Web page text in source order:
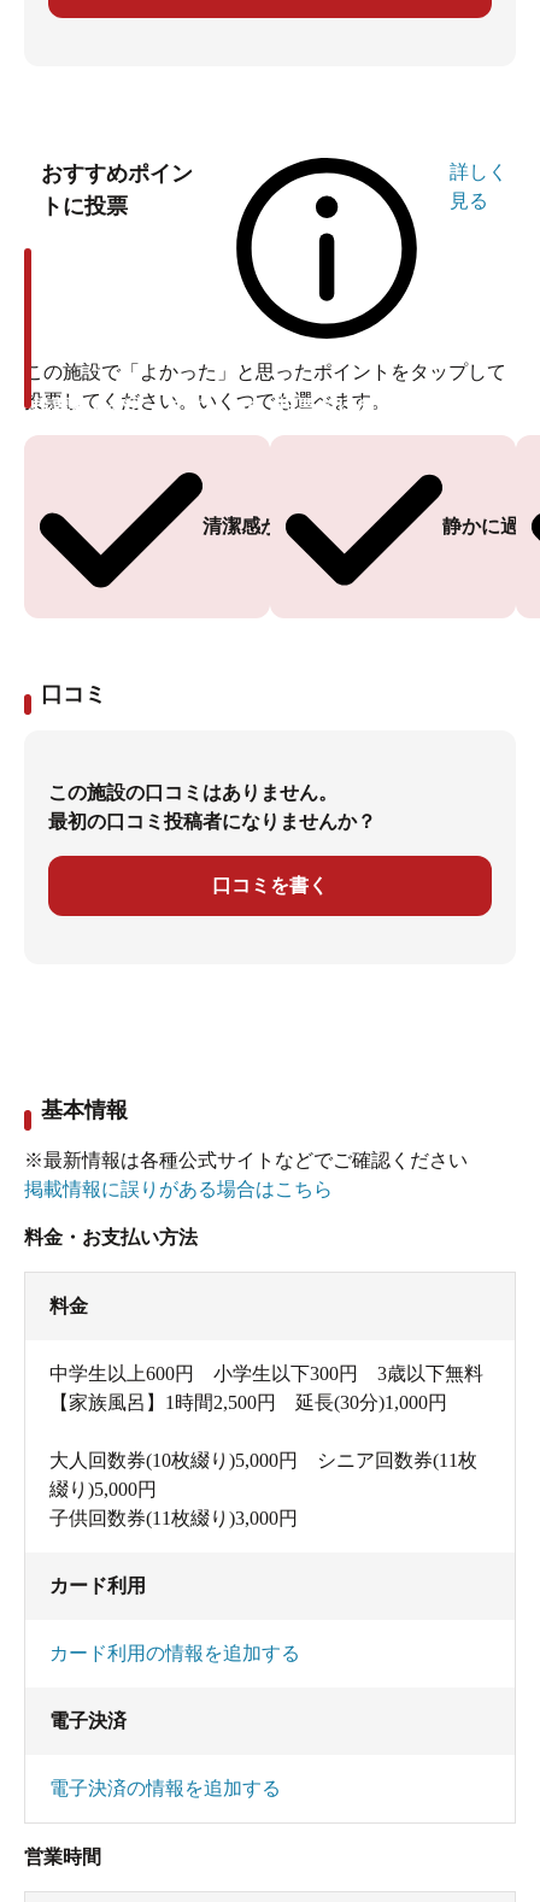
おすすめポイン
トに投票
詳しく
見る
この施設で「よかった」と思ったポイントをタップして
投票してください。いくつでも選べます。
清潔感がある
投票ありがとうございます
静かに過
投票ありがとうございます
口コミ
この施設の口コミはありません。
最初の口コミ投稿者になりませんか？
口コミを書く
基本情報
※最新情報は各種公式サイトなどでご確認ください
掲載情報に誤りがある場合はこちら
料金・お支払い方法
料金
中学生以上600円 小学生以下300円 3歳以下無料
【家族風呂】1時間2,500円 延長(30分)1,000円
大人回数券(10枚綴り)5,000円 シニア回数券(11枚
綴り)5,000円
子供回数券(11枚綴り)3,000円
カード利用
カード利用の情報を追加する
電子決済
電子決済の情報を追加する
営業時間